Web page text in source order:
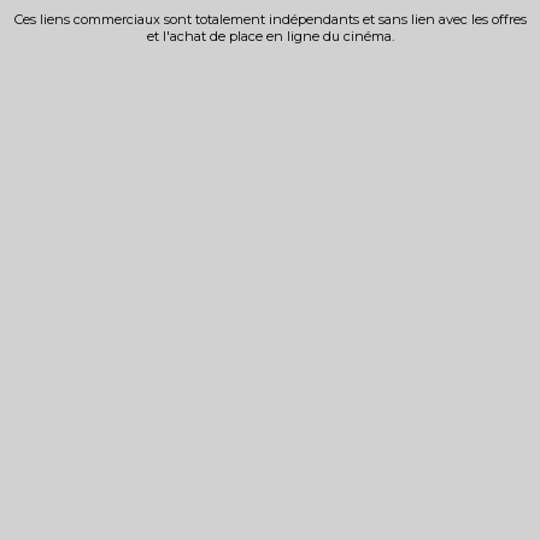
Ces liens commerciaux sont totalement indépendants et sans lien avec les offres
et l'achat de place en ligne du cinéma.